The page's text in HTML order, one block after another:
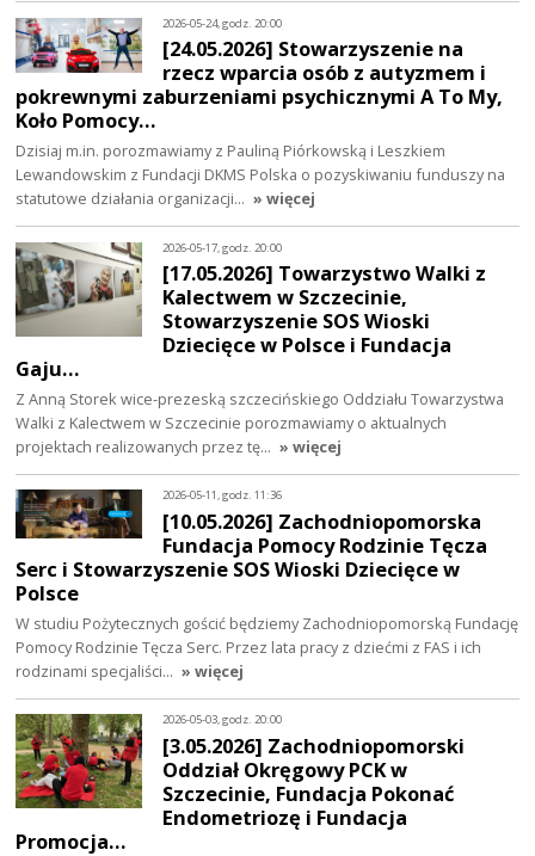
2026-05-24, godz. 20:00
[24.05.2026] Stowarzyszenie na
rzecz wparcia osób z autyzmem i
pokrewnymi zaburzeniami psychicznymi A To My,
Koło Pomocy…
Dzisiaj m.in. porozmawiamy z Pauliną Piórkowską i Leszkiem
Lewandowskim z Fundacji DKMS Polska o pozyskiwaniu funduszy na
statutowe działania organizacji… » więcej
2026-05-17, godz. 20:00
[17.05.2026] Towarzystwo Walki z
Kalectwem w Szczecinie,
Stowarzyszenie SOS Wioski
Dziecięce w Polsce i Fundacja
Gaju…
Z Anną Storek wice-prezeską szczecińskiego Oddziału Towarzystwa
Walki z Kalectwem w Szczecinie porozmawiamy o aktualnych
projektach realizowanych przez tę… » więcej
2026-05-11, godz. 11:36
[10.05.2026] Zachodniopomorska
Fundacja Pomocy Rodzinie Tęcza
Serc i Stowarzyszenie SOS Wioski Dziecięce w
Polsce
W studiu Pożytecznych gościć będziemy Zachodniopomorską Fundację
Pomocy Rodzinie Tęcza Serc. Przez lata pracy z dziećmi z FAS i ich
rodzinami specjaliści… » więcej
2026-05-03, godz. 20:00
[3.05.2026] Zachodniopomorski
Oddział Okręgowy PCK w
Szczecinie, Fundacja Pokonać
Endometriozę i Fundacja
Promocja…